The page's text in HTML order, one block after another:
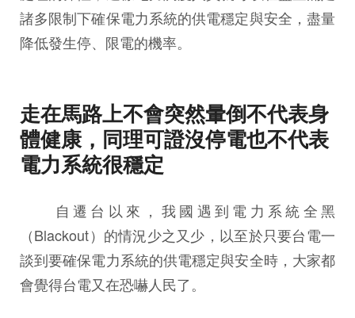
諸多限制下確保電力系統的供電穩定與安全，盡量
降低發生停、限電的機率。
走在馬路上不會突然暈倒不代表身
體健康，同理可證沒停電也不代表
電力系統很穩定
自遷台以來，我國遇到電力系統全黑
（Blackout）的情況少之又少，以至於只要台電一
談到要確保電力系統的供電穩定與安全時，大家都
會覺得台電又在恐嚇人民了。